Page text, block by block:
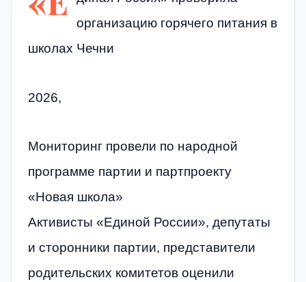
организацию горячего питания в
школах Чечни
2026,
Мониторинг провели по народной
программе партии и партпроекту
«Новая школа»
Активисты «Единой России», депутаты
и сторонники партии, представители
родительских комитетов оценили